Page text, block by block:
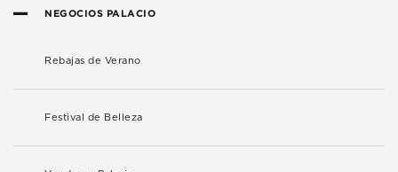
NEGOCIOS PALACIO
Rebajas de Verano
Festival de Belleza